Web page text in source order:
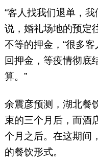
“客人找我们退单，
说，婚礼场地的预定
不等的押金，“很多
回押金，等疫情彻底
算。”
余震彦预测，湖北餐
束的三个月后，而酒
个月之后。在这期间
的餐饮形式。